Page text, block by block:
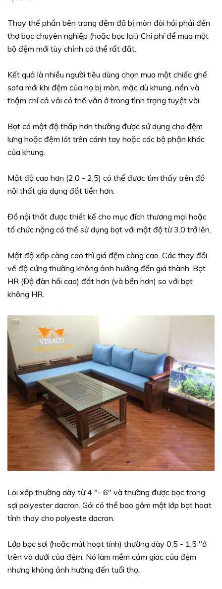
Thay thế phần bên trong đệm đã bị mòn đòi hỏi phải đến
thợ bọc chuyên nghiệp (hoặc bọc lại.) Chi phí để mua một
bộ đệm mới tùy chỉnh có thể rất đắt.
Kết quả là nhiều người tiêu dùng chọn mua một chiếc ghế
sofa mới khi đệm của họ bị mòn, mặc dù khung, nền và
thậm chí cả vải có thể vẫn ở trong tình trạng tuyệt vời.
Bọt có mật độ thấp hơn thường được sử dụng cho đệm
lưng hoặc đệm lót trên cánh tay hoặc các bộ phận khác
của khung.
Mật độ cao hơn (2,0 - 2,5) có thể được tìm thấy trên đồ
nội thất gia dụng đắt tiền hơn.
Đồ nội thất được thiết kế cho mục đích thương mại hoặc
tổ chức nặng có thể sử dụng bọt với mật độ từ 3.0 trở lên.
Mật độ xốp càng cao thì giá đệm càng cao. Các thay đổi
về độ cứng thường không ảnh hưởng đến giá thành. Bọt
HR (Độ đàn hồi cao) đắt hơn (và bền hơn) so với bọt
không HR.
Lõi xốp thường dày từ 4 "- 6" và thường được bọc trong
sợi polyester dacron. Gói có thể bao gồm một lớp bọt hoạt
tính thay cho polyeste dacron.
Lớp bọc sợi (hoặc mút hoạt tính) thường dày 0,5 - 1,5 "ở
trên và dưới của đệm. Nó làm mềm cảm giác của đệm
nhưng không ảnh hưởng đến tuổi thọ.